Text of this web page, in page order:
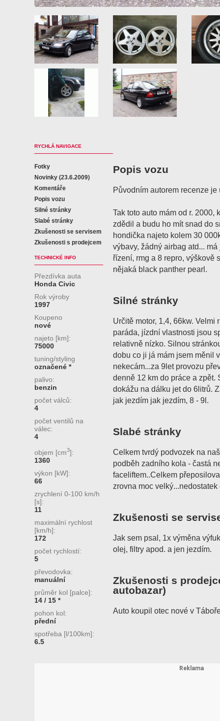
RYCHLÁ NAVIGACE
Fotky
Novinky (23.6.2009)
Komentáře
Popis vozu
Silné stránky
Slabé stránky
Zkušenosti se servisem
Zkušenosti s prodejcem
TECHNICKÉ INFO
Přezdívka auta
Honda Civic
Rok výroby
1997
Koupeno
nové
najeto [km]:
75000
tuning/styling
označené *
palivo:
benzin
počet válců:
4
počet ventilů na
válec:
4
objem [cm3]:
1360
výkon [kW]:
66
zrychlení 0-100 km/h
[s]:
11
maximální rychlost
[km/h]:
172
počet rychlostí:
5
převodovka:
manuální
průměr kol [palce]:
14 / 15 *
pohon kol:
přední
spotřeba [l/100km]:
6.5
Popis vozu
Původním autorem recenze
Tak toto auto mám od r. 2000,
zdědil a budu ho mít snad do
hondička najeto kolem 30
výbavy, žádný airbag atd...
řízení, rmg a 8 repro, výškově
nějaká black panther pearl.
Silné stránky
Určitě motor, 1,4, 66kw. Velmi
paráda, jízdní vlastnosti jsou
relativně nízko. Silnou
dobu co ji já mám jsem měnil
nekecám...za 9let provozu
denně 12 km do práce a zpět.
dokážu na dálku jet do 6litrů.
jak jezdím jak jezdím, 8 - 9l.
Slabé stránky
Celkem tvrdý podvozek na
podběh zadního kola - častá
faceliftem..Celkem
zrovna moc
Zkušenosti se
Jak sem psal, 1x výměna
olej, filtry apod. a jen jezdím.
Zkušenosti s
autobazar)
Auto koupil otec nové v